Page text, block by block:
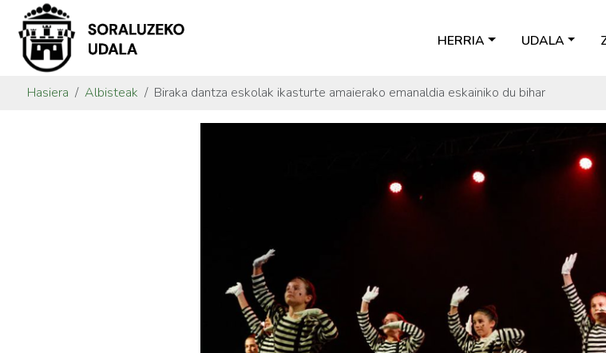
HERRIA UDALA
Hasiera Albisteak Biraka dantza eskolak ikasturte amaierako emanaldia eskainiko du bihar